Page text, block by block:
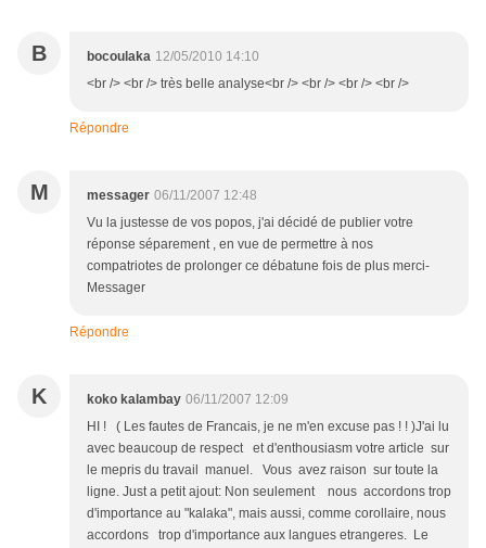
B bocoulaka 12/05/2010 14:10
<br /> <br /> très belle analyse<br /> <br /> <br /> <br />
Répondre
M messager 06/11/2007 12:48
Vu la justesse de vos popos, j'ai décidé de publier votre
réponse séparement , en vue de permettre à nos
compatriotes de prolonger ce débatune fois de plus merci-
Messager
Répondre
K koko kalambay 06/11/2007 12:09
HI ! ( Les fautes de Francais, je ne m'en excuse pas ! ! )J'ai lu
avec beaucoup de respect et d'enthousiasm votre article sur
le mepris du travail manuel. Vous avez raison sur toute la
ligne. Just a petit ajout: Non seulement nous accordons trop
d'importance au "kalaka", mais aussi, comme corollaire, nous
accordons trop d'importance aux langues etrangeres. Le